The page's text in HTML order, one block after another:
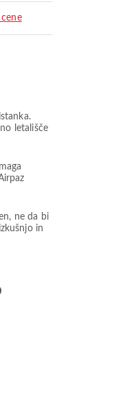
cene
letališče
ne da bi
in